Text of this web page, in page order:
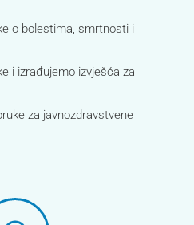
o bolestima, smrtnosti i
i izrađujemo izvješća za
za javnozdravstvene